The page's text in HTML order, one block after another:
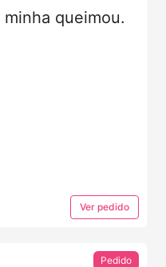
queimou.
Ver pedido
Pedido